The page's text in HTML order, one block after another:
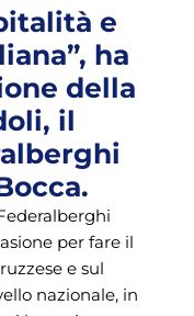
e
ha
della
il
per fare il
e sul
nazionale, in